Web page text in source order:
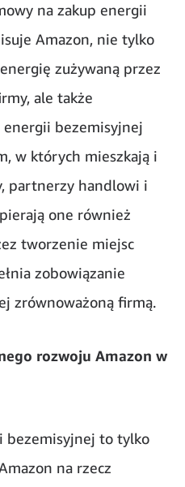
na zakup energii
Amazon, nie tylko
zużywaną przez
ale także
energii bezemisyjnej
w których mieszkają i
partnerzy handlowi i
one również
tworzenie miejsc
zobowiązanie
zrównoważoną firmą.
rozwoju Amazon w
bezemisyjnej to tylko
na rzecz